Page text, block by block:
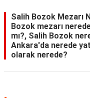
Salih Bozok Mezarı
Bozok mezarı
mı?, Salih Bozok
Ankara'da nerede
olarak nerede?